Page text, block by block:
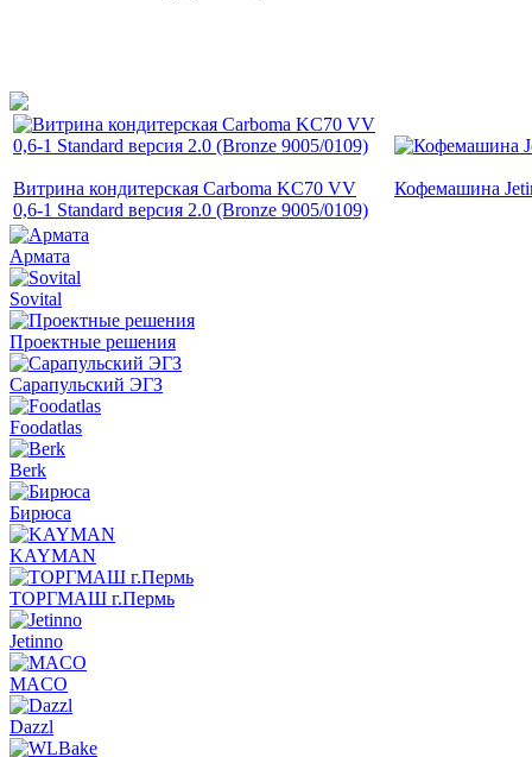
Витрина кондитерская Carboma KC70 VV
0,6-1 Standard версия 2.0 (Bronze 9005/0109)
Кофемашина
Армата
Sovital
Проектные решения
Сарапульский ЭГЗ
Foodatlas
Berk
Бирюса
KAYMAN
ТОРГМАШ г.Пермь
Jetinno
MACO
Dazzl